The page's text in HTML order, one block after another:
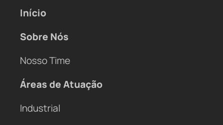
Início
Sobre Nós
Nosso Time
Áreas de Atuação
Industrial